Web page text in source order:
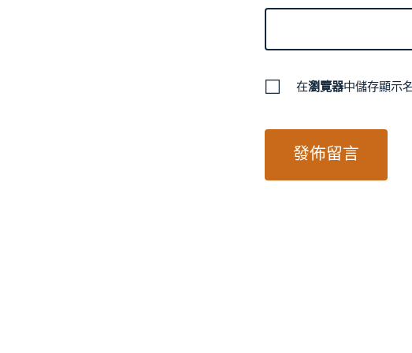
在瀏覽器中儲存顯示